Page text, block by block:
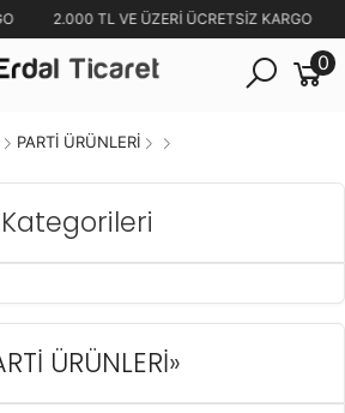
2.000 TL VE ÜZERİ ÜCRETSİZ KARGO
0
PARTİ ÜRÜNLERİ
Kategorileri
ÜRÜNLERİ»